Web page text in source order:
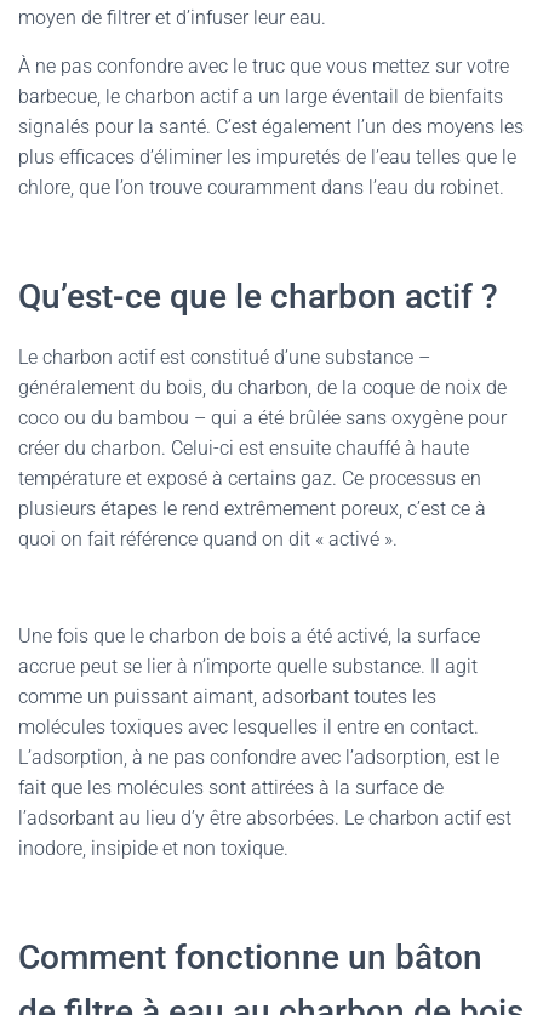
moyen de filtrer et d’infuser leur eau.
À ne pas confondre avec le truc que vous mettez sur votre
barbecue, le charbon actif a un large éventail de bienfaits
signalés pour la santé. C’est également l’un des moyens les
plus efficaces d’éliminer les impuretés de l’eau telles que le
chlore, que l’on trouve couramment dans l’eau du robinet.
Qu’est-ce que le charbon actif ?
Le charbon actif est constitué d’une substance –
généralement du bois, du charbon, de la coque de noix de
coco ou du bambou – qui a été brûlée sans oxygène pour
créer du charbon. Celui-ci est ensuite chauffé à haute
température et exposé à certains gaz. Ce processus en
plusieurs étapes le rend extrêmement poreux, c’est ce à
quoi on fait référence quand on dit « activé ».
Une fois que le charbon de bois a été activé, la surface
accrue peut se lier à n’importe quelle substance. Il agit
comme un puissant aimant, adsorbant toutes les
molécules toxiques avec lesquelles il entre en contact.
L’adsorption, à ne pas confondre avec l’adsorption, est le
fait que les molécules sont attirées à la surface de
l’adsorbant au lieu d’y être absorbées. Le charbon actif est
inodore, insipide et non toxique.
Comment fonctionne un bâton